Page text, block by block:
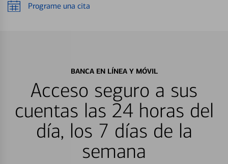
Programe una cita
BANCA EN LÍNEA Y MÓVIL
Acceso seguro a sus
cuentas las 24 horas del
día, los 7 días de la
semana